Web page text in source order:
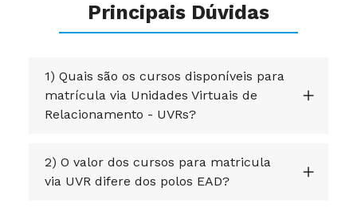
Principais Dúvidas
1) Quais são os cursos disponíveis para
matrícula via Unidades Virtuais de
Relacionamento - UVRs?
2) O valor dos cursos para matricula
via UVR difere dos polos EAD?